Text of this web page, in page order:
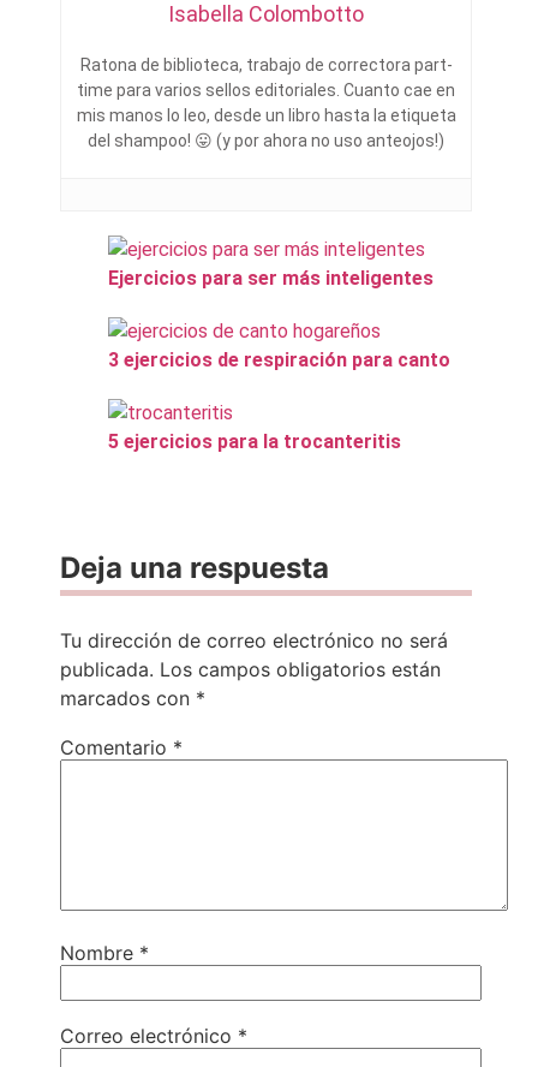
Isabella Colombotto
Ratona de biblioteca, trabajo de correctora part-
time para varios sellos editoriales. Cuanto cae en
mis manos lo leo, desde un libro hasta la etiqueta
del shampoo! 😛 (y por ahora no uso anteojos!)
Ejercicios para ser más inteligentes
3 ejercicios de respiración para canto
5 ejercicios para la trocanteritis
Deja una respuesta
Tu dirección de correo electrónico no será
publicada. Los campos obligatorios están
marcados con *
Comentario *
Nombre *
Correo electrónico *